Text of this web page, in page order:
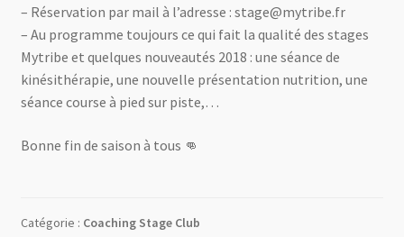
– Réservation par mail à l’adresse : stage@mytribe.fr
– Au programme toujours ce qui fait la qualité des stages
Mytribe et quelques nouveautés 2018 : une séance de
kinésithérapie, une nouvelle présentation nutrition, une
séance course à pied sur piste,…
Bonne fin de saison à tous 👊
Catégorie : Coaching Stage Club